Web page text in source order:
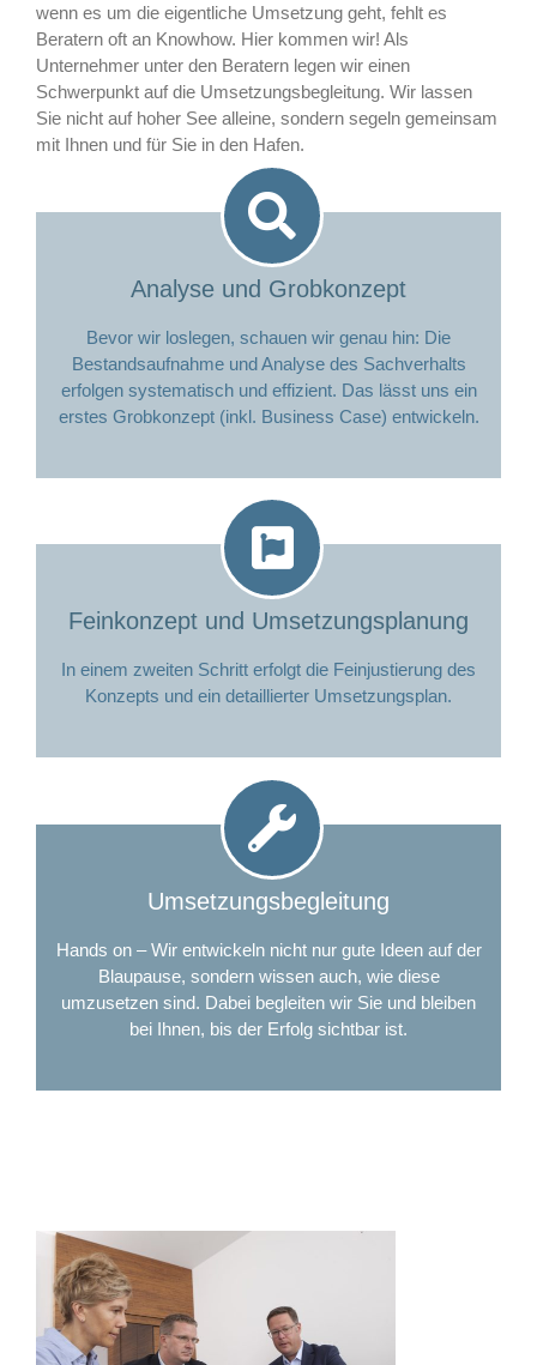
wenn es um die eigentliche Umsetzung geht, fehlt es
Beratern oft an Knowhow. Hier kommen wir! Als
Unternehmer unter den Beratern legen wir einen
Schwerpunkt auf die Umsetzungsbegleitung. Wir lassen
Sie nicht auf hoher See alleine, sondern segeln gemeinsam
mit Ihnen und für Sie in den Hafen.
Analyse und Grobkonzept
Bevor wir loslegen, schauen wir genau hin: Die
Bestandsaufnahme und Analyse des Sachverhalts
erfolgen systematisch und effizient. Das lässt uns ein
erstes Grobkonzept (inkl. Business Case) entwickeln.
Feinkonzept und Umsetzungsplanung
In einem zweiten Schritt erfolgt die Feinjustierung des
Konzepts und ein detaillierter Umsetzungsplan.
Umsetzungsbegleitung
Hands on – Wir entwickeln nicht nur gute Ideen auf der
Blaupause, sondern wissen auch, wie diese
umzusetzen sind. Dabei begleiten wir Sie und bleiben
bei Ihnen, bis der Erfolg sichtbar ist.